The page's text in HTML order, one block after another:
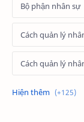
Bộ phận nhân sự
Cách quản lý
Cách quản lý
Cách tính lương